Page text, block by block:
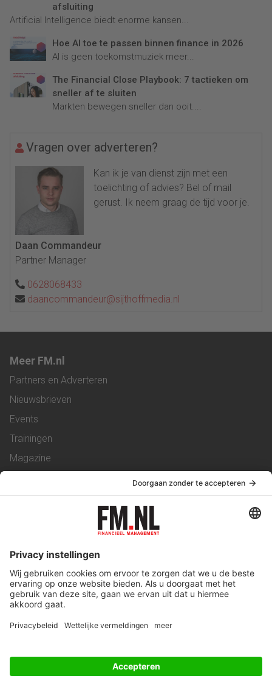
afsluiting
Artificial Intelligence biedt enorme kansen...
Hoe AI toe te passen binnen finance in 2026
AI is geen toekomstmuziek meer...
The Financial Close Playbook: 7 tactieken om
sneller af te sluiten
Markten bewegen sneller dan ooit....
Vragen over adverteren?
Kan ik je van dienst zijn met een
toelichting of advies? Bel of mail
gerust. Ik neem graag de tijd voor je.
Daan Commandeur
Partner Manager
0628068433
daancommandeur@sijthoffmedia.nl
Meer FM.nl
Partners en Adverteren
Nieuwsbrieven
Events
Trainingen
Magazine
Service & Contact
Werken bij ons
Privacy Statement
Algemene Voorwaarden